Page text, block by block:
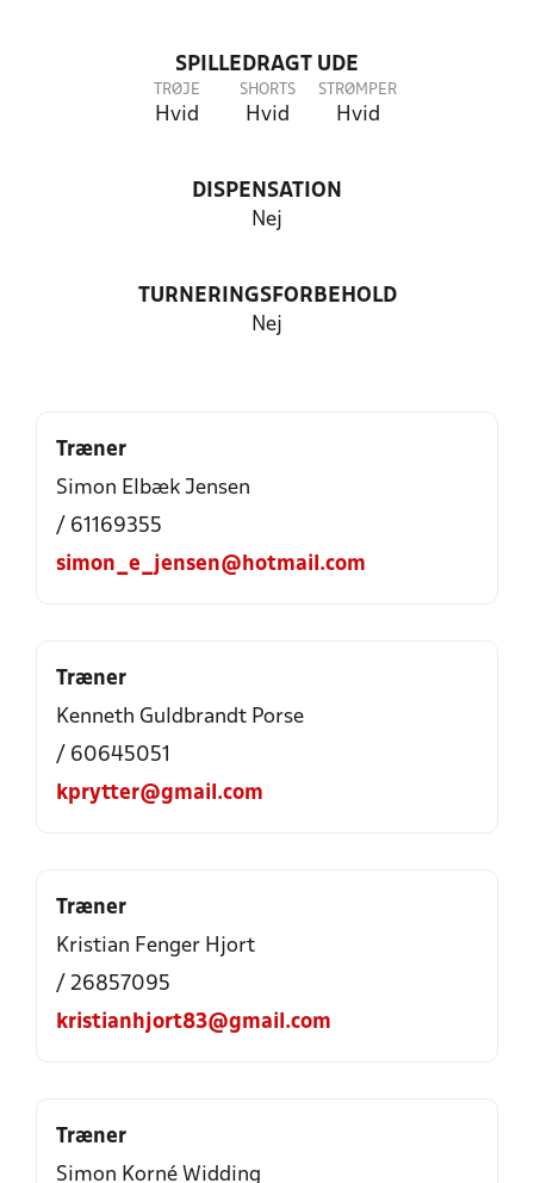
SPILLEDRAGT UDE
TRØJE
Hvid
SHORTS
Hvid
STRØMPER
Hvid
DISPENSATION
Nej
TURNERINGSFORBEHOLD
Nej
Træner
Simon Elbæk Jensen
/ 61169355
simon_e_jensen@hotmail.com
Træner
Kenneth Guldbrandt Porse
/ 60645051
kprytter@gmail.com
Træner
Kristian Fenger Hjort
/ 26857095
kristianhjort83@gmail.com
Træner
Simon Korné Widding